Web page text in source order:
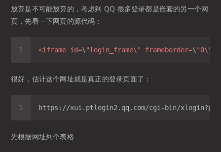
放弃是不可能放弃的，考虑到 QQ 很多登录都是嵌套的另一个网
页，先看一下网页的源代码：
<iframe id=\ "login_frame\" frameborder=\ "0\"
很好，估计这个网址就是真正的登录页面了：
先根据网址列个表格